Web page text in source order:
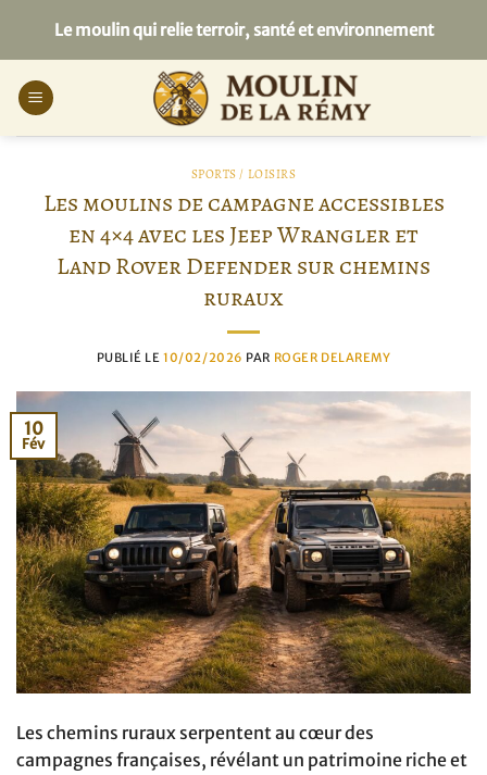
contenu
Le moulin qui relie terroir, santé et environnement
SPORTS / LOISIRS
Les moulins de campagne accessibles
en 4×4 avec les Jeep Wrangler et
Land Rover Defender sur chemins
ruraux
PUBLIÉ LE10/02/2026 PAR ROGER DELAREMY
10
Fév
Les chemins ruraux serpentent au cœur des
campagnes françaises, révélant un patrimoine riche et